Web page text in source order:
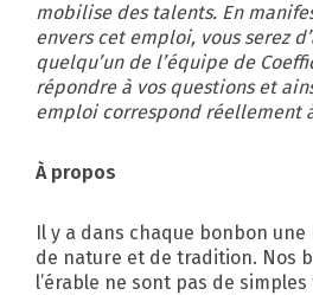
mobilise des talents. En
envers cet emploi, vous serez
quelqu’un de l’équipe de
répondre à vos questions et
emploi correspond réellement
À propos
Il y a dans chaque bonbon
de nature et de tradition. Nos
l’érable ne sont pas de